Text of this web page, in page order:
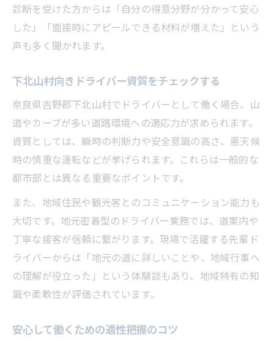
診断を受けた方からは「自分の得意分野が分かって安心
した」「面接時にアピールできる材料が増えた」という
声も多く聞かれます。
下北山村向きドライバー資質をチェックする
奈良県吉野郡下北山村でドライバーとして働く場合、山
道やカーブが多い道路環境への適応力が求められます。
資質としては、瞬時の判断力や安全意識の高さ、悪天候
時の慎重な運転などが挙げられます。これらは一般的な
都市部とは異なる重要なポイントです。
また、地域住民や観光客とのコミュニケーション能力も
大切です。地元密着型のドライバー業務では、道案内や
丁寧な接客が信頼に繋がります。現場で活躍する先輩ド
ライバーからは「地元の道に詳しいことや、地域行事へ
の理解が役立った」という体験談もあり、地域特有の知
識や柔軟性が評価されています。
安心して働くための適性把握のコツ